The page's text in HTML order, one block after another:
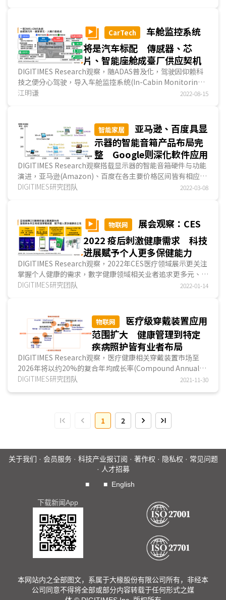
CarTech
车舱监控系统
将是汽车标配 傳感器、芯
片、智能座舱成臺厂供应契机
DIGITIMES Research观察，随ADAS普及化，驾驶因仰赖科
技之便分心驾驶，导入车舱监控系统(In-Cabin Monitoring
System；ICMS)侦测驾驶状态可减低事故发生。ICM...
江明谦 2022-08-15
智能家居
亚马逊、百度具显
示器的智能音箱产品布局完
整 Google则深化軟件应用
DIGITIMES Research观察搭载显示器的智能音箱硬件与功能
演进，亚马逊(Amazon)、百度在各主要价格区间皆有相应产
品上市，布局完善；Google发布产品的时间皆约晚亚...
DIGITIMES研究团队 2022-03-08
物联网
展会观察：CES
2022 疫后刺激健康需求 科技
进展赋予个人更多保健能力
DIGITIMES Research观察，2022年CES医疗领域展示更关注
掌握个人健康的需求，數字健康领域相关业者追求更多元、精
准的生理信號傳感技术，并致力将数据连结专业医...
DIGITIMES研究团队 2022-01-14
物联网
医疗级穿戴装置应用
范围扩大 健康管理到特定
疾病照护皆有业者布局
DIGITIMES Research观察，医疗健康相关穿戴装置市场至
2026年将以约20%的复合年均成长率(Compound Annual
Growth Rate；CAGR)持续成长，虽一般消费性穿戴装置...
DIGITIMES研究团队 2021-11-30
1 2
关于我们 · 会员服务· 科技产业报订阅 · 著作权 · 隐私权 · 常见问题
· 人才招募
■
■ English
下载新闻App
本网站内之全部图文，系属于大椽股份有限公司所有，非经本
公司同意不得将全部或部分内容转载于任何形式之媒